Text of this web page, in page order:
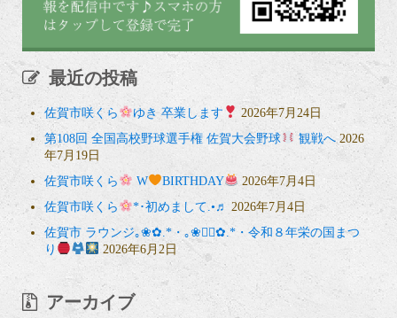
最近の投稿
佐賀市咲くら ゆき 卒業します
2026年7月24日
第108回 全国高校野球選手権 佐賀大会野球
観戦へ 2026
年7月19日
佐賀市咲くら
W BIRTHDAY
2026年7月4日
佐賀市咲くら
*･初めまして.•♬
2026年7月4日
佐賀市 ラウンジ｡❀✿.*・｡❀❁⃘✿.*・令和８年栄の国まつ
り
2026年6月2日
アーカイブ